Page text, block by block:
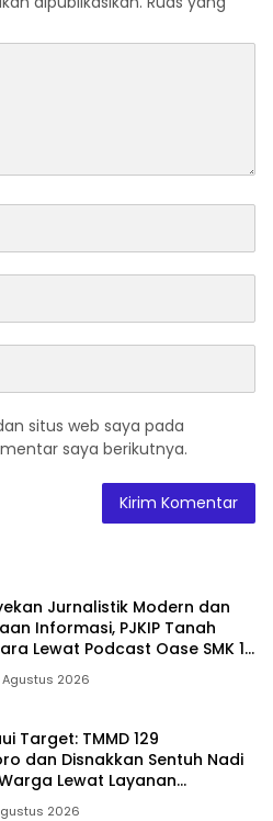
situs web saya pada
saya berikutnya.
Jurnalistik Modern dan
Informasi, PJKIP Tanah
Lewat Podcast Oase SMK 1
Agustus 2026
Target: TMMD 129
dan Disnakkan Sentuh Nadi
Lewat Layanan
Hewan2026